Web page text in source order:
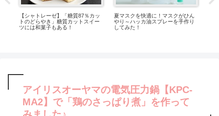
【シャトレーゼ】「糖質87％カッ
トのどらやき」糖質カットスイー
ツには和菓子もある！
夏マスクを快適に！マスクがひん
やり～ハッカ油スプレーを手作り
してみた！
アイリスオーヤマの電気圧力鍋【KPC-
MA2】で「鶏のさっぱり煮」を作って